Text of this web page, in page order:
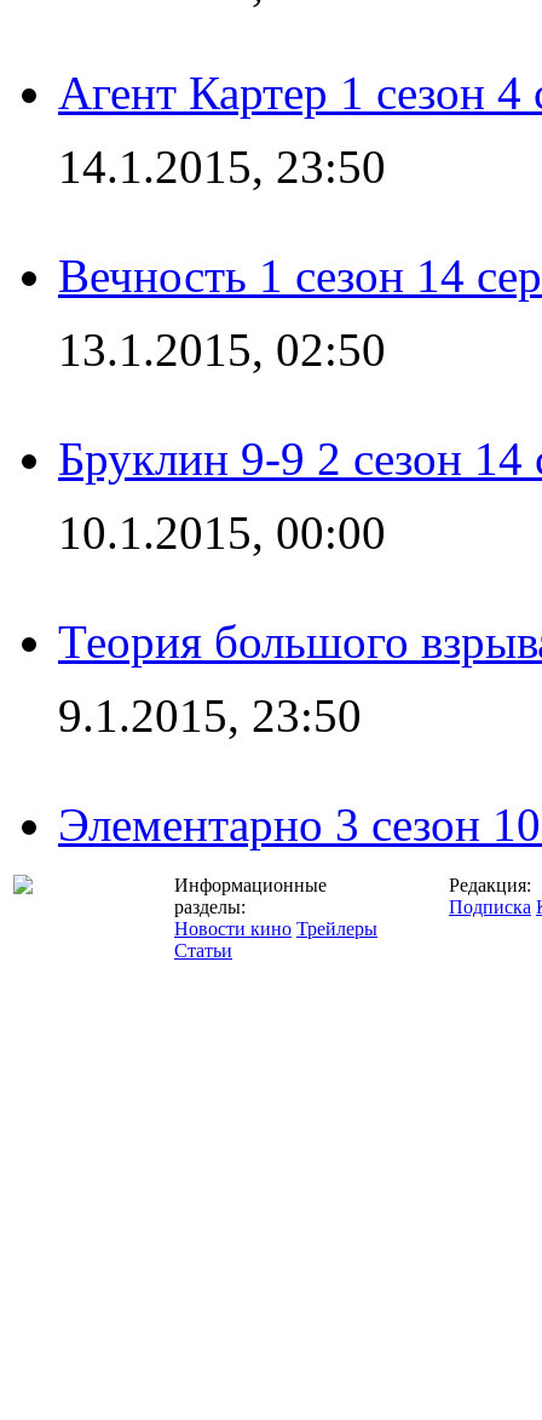
Агент Картер 1 сезон 4
14.1.2015, 23:50
Вечность 1 сезон 14
13.1.2015, 02:50
Бруклин 9-9 2 сезон 14
10.1.2015, 00:00
Теория большого
9.1.2015, 23:50
Элементарно 3 сезон
Информационные
разделы:
Новости кино Трейлеры
Статьи
Редакция:
Подписка